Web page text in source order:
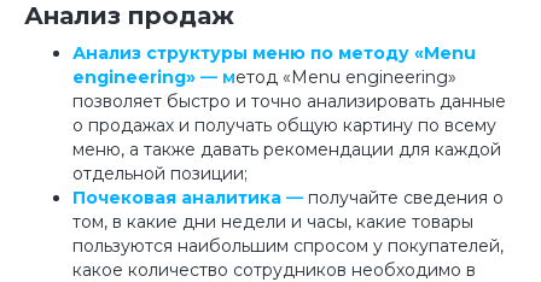
Анализ продаж
Анализ структуры меню по методу «Menu
engineering» — метод «Menu engineering»
позволяет быстро и точно анализировать данные
о продажах и получать общую картину по всему
меню, а также давать рекомендации для каждой
отдельной позиции;
Почековая аналитика — получайте сведения о
том, в какие дни недели и часы, какие товары
пользуются наибольшим спросом у покупателей,
какое количество сотрудников необходимо в